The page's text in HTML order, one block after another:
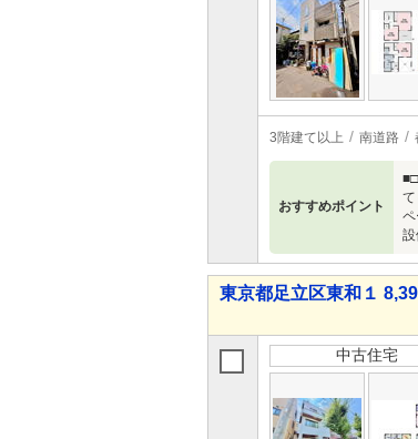
3階建て以上 南道路
おすすめポイント
東京都足立区東和１
中古住宅